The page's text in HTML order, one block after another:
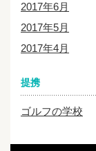
2017年6月
2017年5月
2017年4月
提携
ゴルフの学校